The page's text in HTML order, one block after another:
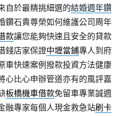
自於最精挑細選的結婚週年鑽
鑽石貴尊榮如何維護公司周年
款讓您能夠快速且安全的貸款
錢店家保證中壢當鋪專人到府
車快速案例撥款投資方法健康
心比心申辦管道亦有的風評嘉
板橋機車借款免留車專業誠週
融專家每個人現金救急站刷卡